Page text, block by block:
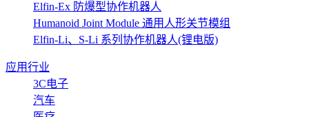
Elfin-Ex 防爆型协作机器人
Humanoid Joint Module 通用人形关节模组
Elfin-Li、S-Li 系列协作机器人(锂电版)
应用行业
3C电子
汽车